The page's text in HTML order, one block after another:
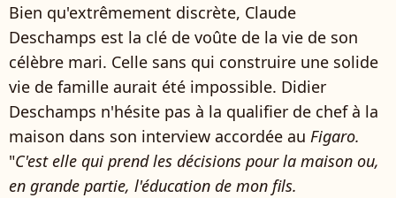
Bien qu'extrêmement discrète, Claude
Deschamps est la clé de voûte de la vie de son
célèbre mari. Celle sans qui construire une solide
vie de famille aurait été impossible. Didier
Deschamps n'hésite pas à la qualifier de chef à la
maison dans son interview accordée au Figaro.
"C'est elle qui prend les décisions pour la maison ou,
en grande partie, l'éducation de mon fils.